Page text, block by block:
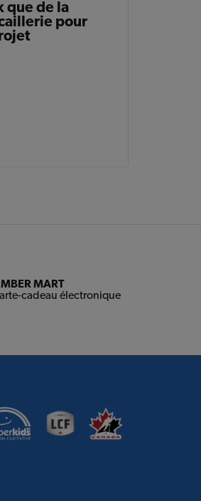
que de la
pour
MART
cadeau électronique